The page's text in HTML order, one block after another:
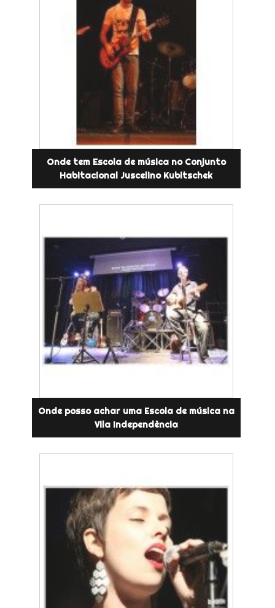
Onde tem Escola de música no Conjunto
Habitacional Juscelino Kubitschek
Onde posso achar uma Escola de música na
Vila Independência